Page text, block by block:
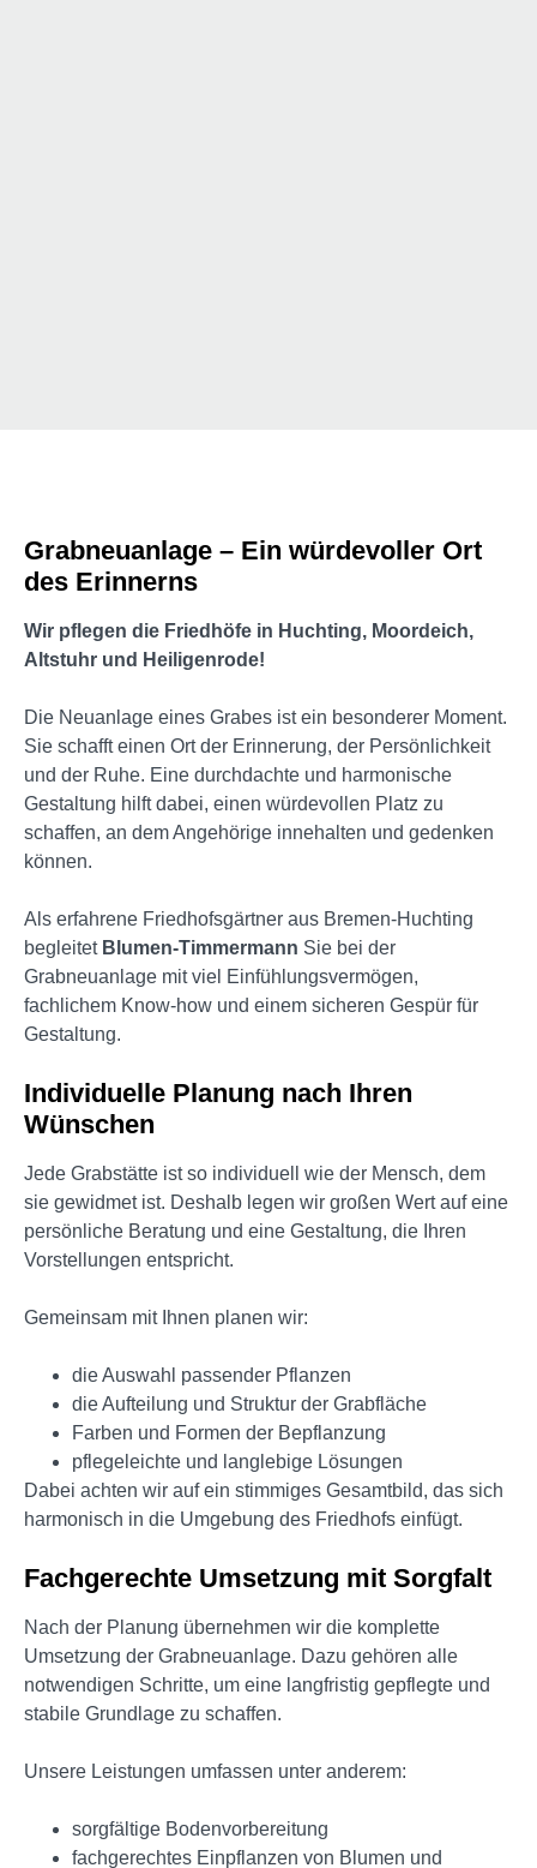
Grabneuanlage – Ein würdevoller Ort
des Erinnerns
Wir pflegen die Friedhöfe in Huchting, Moordeich,
Altstuhr und Heiligenrode!
Die Neuanlage eines Grabes ist ein besonderer Moment.
Sie schafft einen Ort der Erinnerung, der Persönlichkeit
und der Ruhe. Eine durchdachte und harmonische
Gestaltung hilft dabei, einen würdevollen Platz zu
schaffen, an dem Angehörige innehalten und gedenken
können.
Als erfahrene Friedhofsgärtner aus Bremen-Huchting
begleitet Blumen-Timmermann Sie bei der
Grabneuanlage mit viel Einfühlungsvermögen,
fachlichem Know-how und einem sicheren Gespür für
Gestaltung.
Individuelle Planung nach Ihren
Wünschen
Jede Grabstätte ist so individuell wie der Mensch, dem
sie gewidmet ist. Deshalb legen wir großen Wert auf eine
persönliche Beratung und eine Gestaltung, die Ihren
Vorstellungen entspricht.
Gemeinsam mit Ihnen planen wir:
die Auswahl passender Pflanzen
die Aufteilung und Struktur der Grabfläche
Farben und Formen der Bepflanzung
pflegeleichte und langlebige Lösungen
Dabei achten wir auf ein stimmiges Gesamtbild, das sich
harmonisch in die Umgebung des Friedhofs einfügt.
Fachgerechte Umsetzung mit Sorgfalt
Nach der Planung übernehmen wir die komplette
Umsetzung der Grabneuanlage. Dazu gehören alle
notwendigen Schritte, um eine langfristig gepflegte und
stabile Grundlage zu schaffen.
Unsere Leistungen umfassen unter anderem:
sorgfältige Bodenvorbereitung
fachgerechtes Einpflanzen von Blumen und